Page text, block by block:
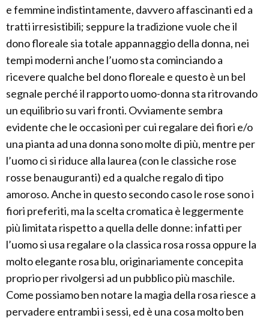
e femmine indistintamente, davvero affascinanti ed a
tratti irresistibili; seppure la tradizione vuole che il
dono floreale sia totale appannaggio della donna, nei
tempi moderni anche l’uomo sta cominciando a
ricevere qualche bel dono floreale e questo è un bel
segnale perché il rapporto uomo-donna sta ritrovando
un equilibrio su vari fronti. Ovviamente sembra
evidente che le occasioni per cui regalare dei fiori e/o
una pianta ad una donna sono molte di più, mentre per
l’uomo ci si riduce alla laurea (con le classiche rose
rosse benauguranti) ed a qualche regalo di tipo
amoroso. Anche in questo secondo caso le rose sono i
fiori preferiti, ma la scelta cromatica è leggermente
più limitata rispetto a quella delle donne: infatti per
l’uomo si usa regalare o la classica rosa rossa oppure la
molto elegante rosa blu, originariamente concepita
proprio per rivolgersi ad un pubblico più maschile.
Come possiamo ben notare la magia della rosa riesce a
pervadere entrambi i sessi, ed è una cosa molto ben